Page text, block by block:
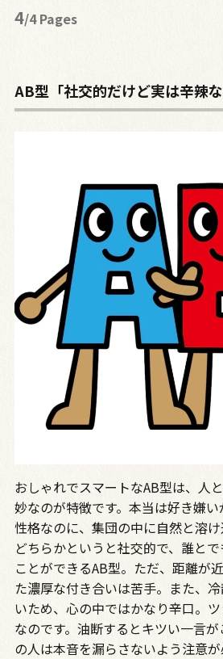
4/4 Pages
AB型「社交的だけど実は辛辣な
おしゃれでスマートなAB型は、人
妙なのが特徴です。本当は好き嫌
性格なのに、集団の中に自然と溶け
どちらかというと社交的で、誰と
ことができるAB型。ただ、距離が
た濃厚な付き合いは苦手。また、
いため、心の中ではかなり辛口。
なのです。油断するとキツい一言
の人は本音を漏らさないよう注意が